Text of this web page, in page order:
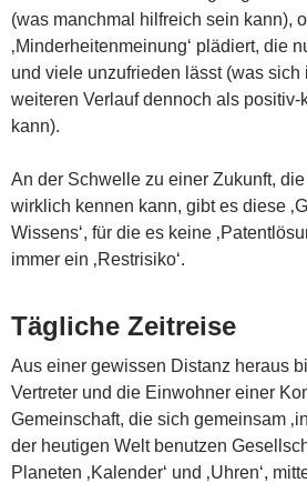
(was manchmal hilfreich sein kann),
‚Minderheitenmeinung‘ plädiert, die
und viele unzufrieden lässt (was sich
weiteren Verlauf dennoch als positiv-
kann).
An der Schwelle zu einer Zukunft,
wirklich kennen kann, gibt es diese
Wissens‘, für die es keine
immer ein ‚Restrisiko‘.
Tägliche Zeitreise
Aus einer gewissen Distanz heraus
Vertreter und die Einwohner einer
Gemeinschaft, die sich gemeinsam
der heutigen Welt benutzen
Planeten ‚Kalender‘ und ‚Uhren‘,